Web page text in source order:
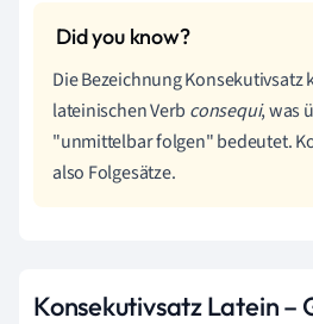
Die Bezeichnung Konsekutivsatz
lateinischen Verb consequi, was
"unmittelbar folgen" bedeutet.
also Folgesätze.
Konsekutivsatz Latein –